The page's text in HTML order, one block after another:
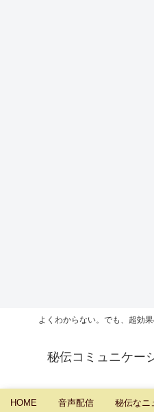
よくわからない。でも、超効
秘伝コミュニケー
HOME 音声配信 秘伝なニ